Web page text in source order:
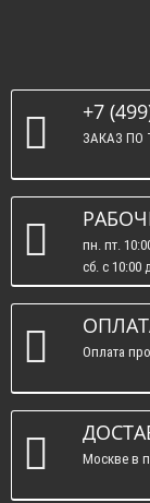
+7
ЗАКАЗ ПО
пн. пт.
сб. c 10:00
вс. :
Оплата
Москве в